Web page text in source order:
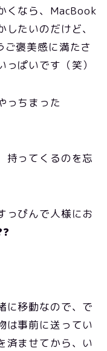
くなら、MacBook
たいのだけど、
ご褒美感に満たさ
ぱいです（笑）
っちまった
持ってくるのを忘
っぴんで人様にお
に移動なので、で
は事前に送ってい
済ませてから、い